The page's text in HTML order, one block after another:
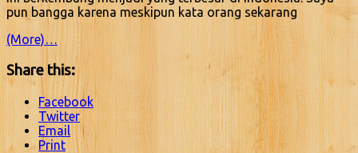
pun bangga karena meskipun kata orang sekarang
(More)…
Share this:
Facebook
Twitter
Email
Print